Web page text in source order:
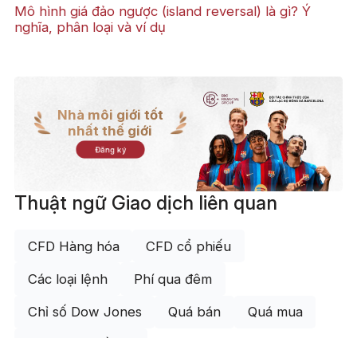
Mô hình giá đảo ngược (island reversal) là gì? Ý
nghĩa, phân loại và ví dụ
Nhà môi giới tốt
nhất thế giới
Đăng ký
Thuật ngữ Giao dịch liên quan
CFD Hàng hóa CFD cổ phiếu
Các loại lệnh Phí qua đêm
Chỉ số Dow Jones Quá bán Quá mua